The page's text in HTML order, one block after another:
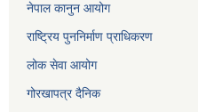
नेपाल कानुन आयोग
राष्ट्रिय पुननिर्माण प्राधिकरण
लोक सेवा आयोग
गोरखापत्र दैनिक